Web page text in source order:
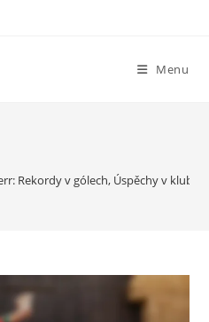
Menu
Rekordy v gólech, Úspěchy v